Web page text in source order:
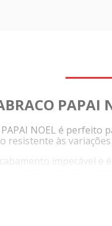
PAPAI
PAPAI NOEL é
resistente às
impecável
o produto